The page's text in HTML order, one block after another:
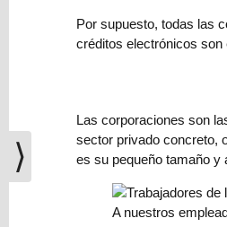
de
ayer
jubilación
en
las
Por supuesto, todas las
créditos electrónicos son
Las corporaciones son
sector privado concreto,
es su pequeño tamaño y
A nuestros
⟩